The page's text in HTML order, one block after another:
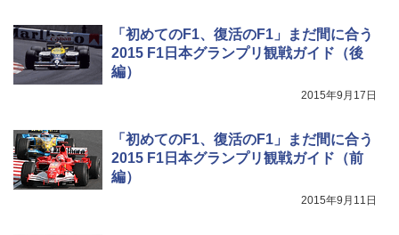
「初めてのF1、復活のF1」まだ間に合う
2015 F1日本グランプリ観戦ガイド（後
編）
2015年9月17日
「初めてのF1、復活のF1」まだ間に合う
2015 F1日本グランプリ観戦ガイド（前
編）
2015年9月11日